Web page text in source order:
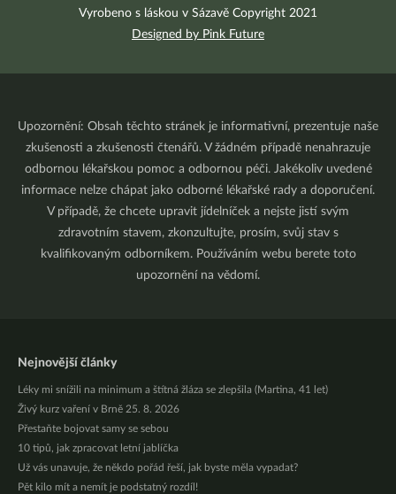
Vyrobeno s láskou v Sázavě Copyright 2021
Designed by Pink Future
Upozornění: Obsah těchto stránek je informativní, prezentuje naše
zkušenosti a zkušenosti čtenářů. V žádném případě nenahrazuje
odbornou lékařskou pomoc a odbornou péči. Jakékoliv uvedené
informace nelze chápat jako odborné lékařské rady a doporučení.
V případě, že chcete upravit jídelníček a nejste jistí svým
zdravotním stavem, zkonzultujte, prosím, svůj stav s
kvalifikovaným odborníkem. Používáním webu berete toto
upozornění na vědomí.
Nejnovější články
Léky mi snížili na minimum a štítná žláza se zlepšila (Martina, 41 let)
Živý kurz vaření v Brně 25. 8. 2026
Přestaňte bojovat samy se sebou
10 tipů, jak zpracovat letní jablíčka
Už vás unavuje, že někdo pořád řeší, jak byste měla vypadat?
Pět kilo mít a nemít je podstatný rozdíl!